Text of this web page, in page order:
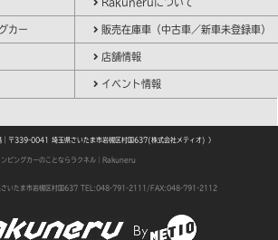
カー 販売在庫車（中古車／新車未登録車）
店舗情報
イベント情報
｜〒339-0041 埼玉県さいたま市岩槻区村国637(株式会社メティオ) 〉
ピングカーのことならラクネル｜Rakuneru
いたま市岩槻区村国637 TEL:048-791-2111/FAX:048-791-2112